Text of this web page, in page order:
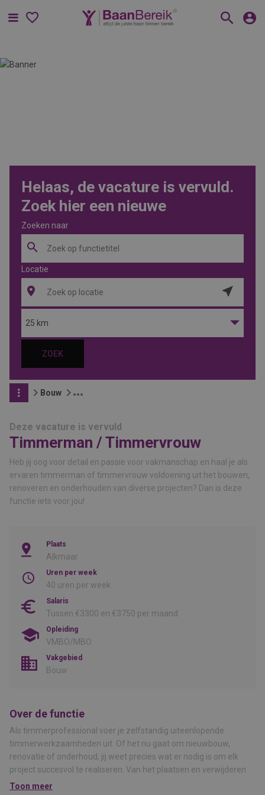
Menu
Helaas, de vacature is vervuld.
Zoek hier een nieuwe
Zoeken naar
Locatie
ophalen
25 km
ZOEK
Bouw
Deze vacature is vervuld
Timmerman / Timmervrouw
Heb jij oog voor detail en passie voor vakmanschap en haal je als
ervaren timmerman of timmervrouw voldoening uit het bouwen,
renoveren en onderhouden van diverse projecten? Dan is deze
functie iets voor jou!
Plaats
Alkmaar
Uren per week
40 uren per week
Salaris
Tussen €3300 en €3750 per maand
Opleiding
VMBO/MBO
Vakgebied
Bouw
Over de functie
Als timmerprofessional voer je zelfstandig uiteenlopende
timmerwerkzaamheden uit. Of het nu gaat om nieuwbouw,
renovatie of onderhoud, jij weet precies wat er nodig is om elk
project succesvol te realiseren. Van het plaatsen en verwijderen
van bekistingen tot het aanbrengen van beveiligingen en het
Toon meer